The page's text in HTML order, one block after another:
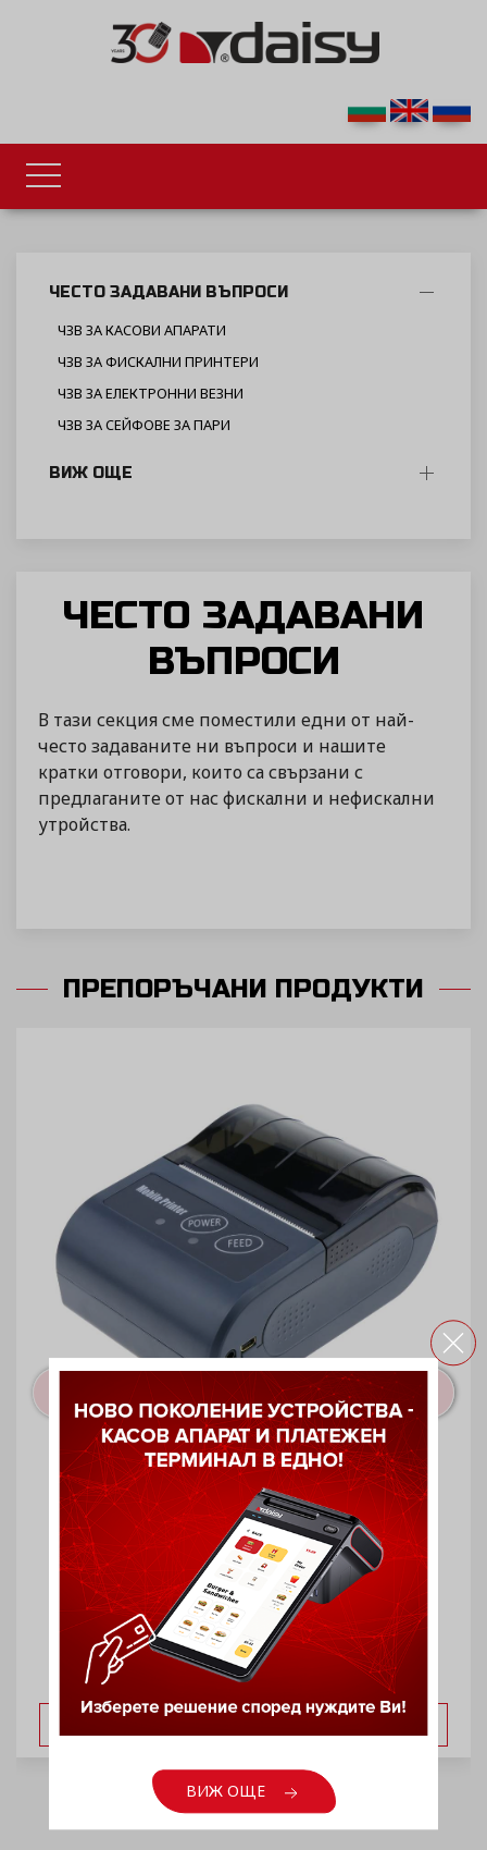
ЧЕСТО ЗАДАВАНИ ВЪПРОСИ
ЧЗВ ЗА КАСОВИ АПАРАТИ
ЧЗВ ЗА ФИСКАЛНИ ПРИНТЕРИ
ЧЗВ ЗА ЕЛЕКТРОННИ ВЕЗНИ
ЧЗВ ЗА СЕЙФОВЕ ЗА ПАРИ
ВИЖ ОЩЕ
ЧЕСТО ЗАДАВАНИ
ВЪПРОСИ
В тази секция сме поместили едни от най-
често задаваните ни въпроси и нашите
кратки отговори, които са свързани с
предлаганите от нас фискални и нефискални
утройства.
ПРЕПОРЪЧАНИ ПРОДУКТИ
Мобилен POS принтер RPP02N
ВИЖ ОЩЕ